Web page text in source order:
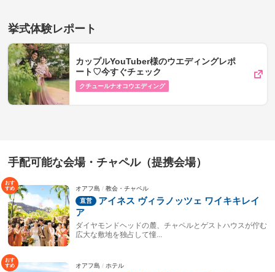
挙式体験レポート
カップルYouTuber様のウエディングレポ
ート♡今すぐチェック
クチュールナオコウエディング
手配可能な会場・チャペル（提携会場）
オアフ島 教会・チャペル
アイネス ヴィラノッツェ ワイキキレイ
ア
ダイヤモンドヘッドの麓、チャペルとゲストハウスが佇む
広大な敷地を独占して憧...
オアフ島 ホテル